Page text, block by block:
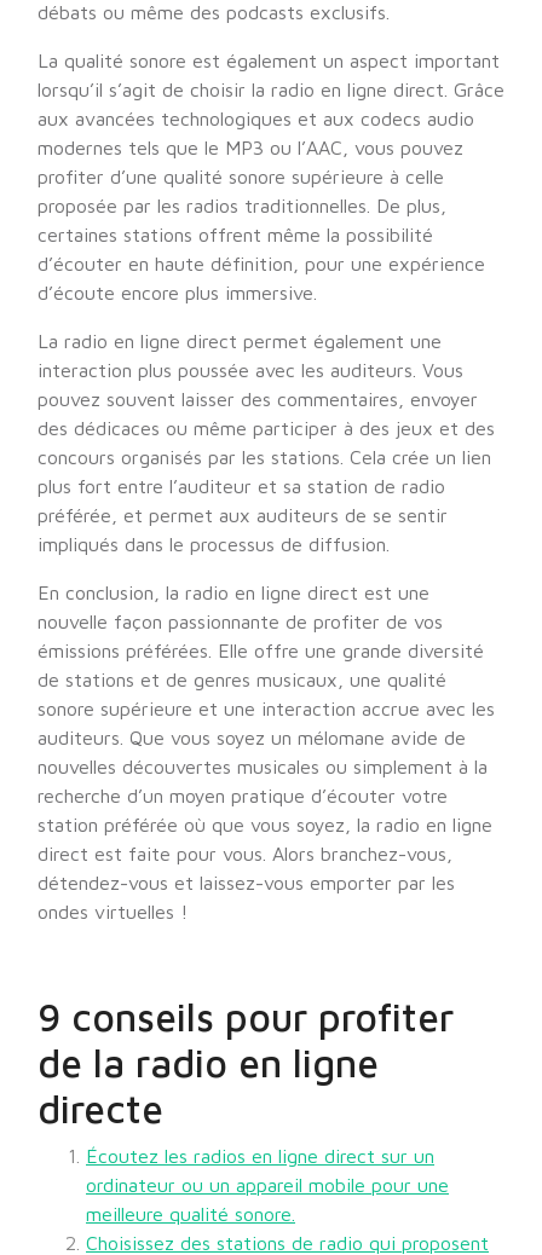
débats ou même des podcasts exclusifs.
La qualité sonore est également un aspect important
lorsqu’il s’agit de choisir la radio en ligne direct. Grâce
aux avancées technologiques et aux codecs audio
modernes tels que le MP3 ou l’AAC, vous pouvez
profiter d’une qualité sonore supérieure à celle
proposée par les radios traditionnelles. De plus,
certaines stations offrent même la possibilité
d’écouter en haute définition, pour une expérience
d’écoute encore plus immersive.
La radio en ligne direct permet également une
interaction plus poussée avec les auditeurs. Vous
pouvez souvent laisser des commentaires, envoyer
des dédicaces ou même participer à des jeux et des
concours organisés par les stations. Cela crée un lien
plus fort entre l’auditeur et sa station de radio
préférée, et permet aux auditeurs de se sentir
impliqués dans le processus de diffusion.
En conclusion, la radio en ligne direct est une
nouvelle façon passionnante de profiter de vos
émissions préférées. Elle offre une grande diversité
de stations et de genres musicaux, une qualité
sonore supérieure et une interaction accrue avec les
auditeurs. Que vous soyez un mélomane avide de
nouvelles découvertes musicales ou simplement à la
recherche d’un moyen pratique d’écouter votre
station préférée où que vous soyez, la radio en ligne
direct est faite pour vous. Alors branchez-vous,
détendez-vous et laissez-vous emporter par les
ondes virtuelles !
9 conseils pour profiter
de la radio en ligne
directe
Écoutez les radios en ligne direct sur un
ordinateur ou un appareil mobile pour une
meilleure qualité sonore.
Choisissez des stations de radio qui proposent